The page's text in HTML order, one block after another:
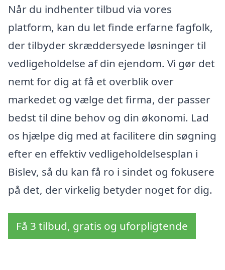
Når du indhenter tilbud via vores
platform, kan du let finde erfarne fagfolk,
der tilbyder skræddersyede løsninger til
vedligeholdelse af din ejendom. Vi gør det
nemt for dig at få et overblik over
markedet og vælge det firma, der passer
bedst til dine behov og din økonomi. Lad
os hjælpe dig med at facilitere din søgning
efter en effektiv vedligeholdelsesplan i
Bislev, så du kan få ro i sindet og fokusere
på det, der virkelig betyder noget for dig.
Få 3 tilbud, gratis og uforpligtende